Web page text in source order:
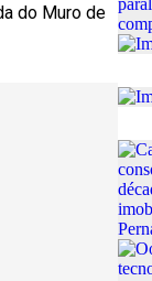
do Muro de